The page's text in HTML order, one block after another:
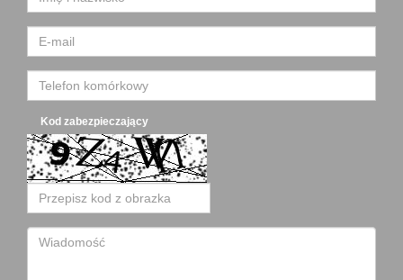
Kod zabezpieczający